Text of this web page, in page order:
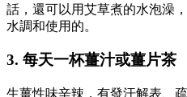
話，還可以用艾草煮的水泡澡
水調和使用的。
3. 每天一杯薑汁或薑片茶
生薑性味辛辣，有發汗解表、